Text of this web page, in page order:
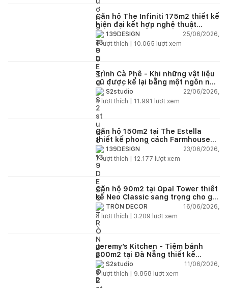
Căn hộ The Infiniti 175m2 thiết kế
hiện đại kết hợp nghệ thuật
Modern Art đầy cảm xúc
139DESIGN
25/06/2026,
6lượt thích | 10.065 lượt xem
Trình Cà Phê - Khi những vật liệu
cũ được kể lại bằng một ngôn ngữ
thiết kế mới
S2studio
22/06/2026,
5 lượt thích | 11.991 lượt xem
Căn hộ 150m2 tại The Estella
thiết kế phong cách Farmhouse
thanh lịch và ấm áp
139DESIGN
23/06/2026,
7lượt thích | 12.177 lượt xem
Căn hộ 90m2 tại Opal Tower thiết
kế Neo Classic sang trọng cho gia
đình trẻ
TRÒN DECOR
16/06/2026,
8 lượt thích | 3.209 lượt xem
Jeremy’s Kitchen - Tiệm bánh
300m2 tại Đà Nẵng thiết kế
phong cách công nghiệp hiện đại
ngập tràn ánh sáng tự nhiên
S2studio
11/06/2026,
7lượt thích | 9.858 lượt xem